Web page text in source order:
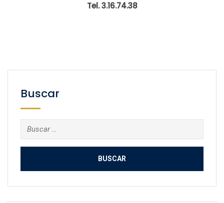
Tel. 3.16.74.38
Buscar
Buscar: